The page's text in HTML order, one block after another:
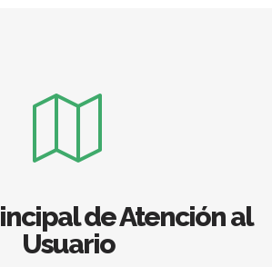
de Atención al
Usuario